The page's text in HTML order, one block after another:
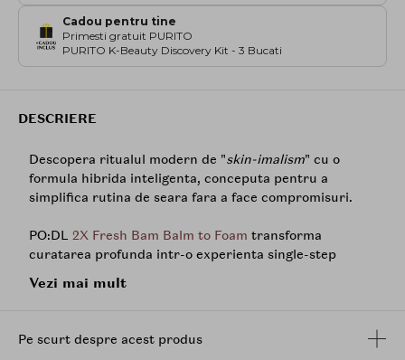
Cadou pentru tine
Primesti gratuit PURITO
PURITO K-Beauty Discovery Kit - 3 Bucati
DESCRIERE
Descopera ritualul modern de "skin-imalism" cu o
formula hibrida inteligenta, conceputa pentru a
simplifica rutina de seara fara a face compromisuri.
PO:DL 2X Fresh Bam Balm to Foam transforma
curatarea profunda intr-o experienta single-step
tenul care se confrunta cu pori incarcati, exces de
Vezi mai mult
Pe scurt despre acest produs